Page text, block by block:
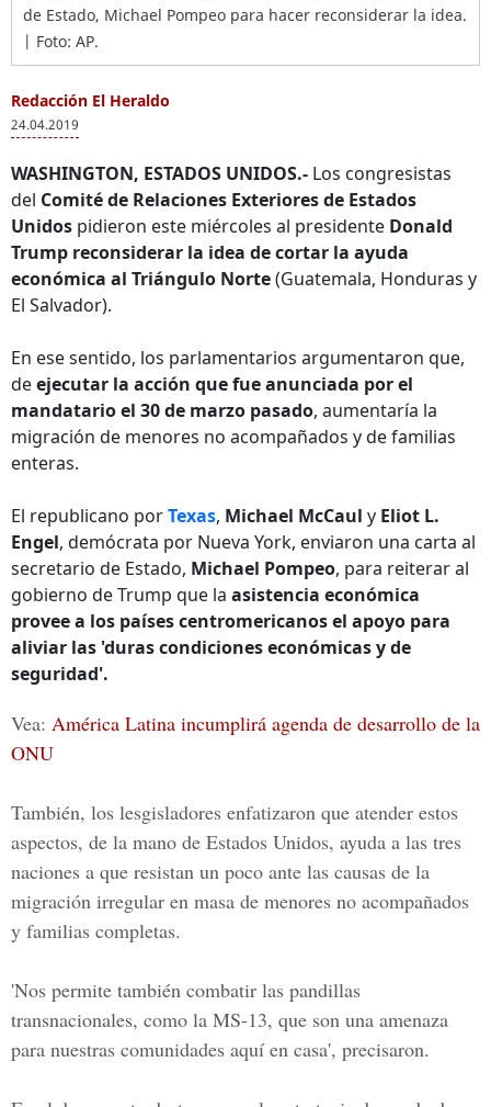
de Estado, Michael Pompeo para hacer reconsiderar la idea.
| Foto: AP.
Redacción El Heraldo
24.04.2019
WASHINGTON, ESTADOS UNIDOS.- Los congresistas
del Comité de Relaciones Exteriores de Estados
Unidos pidieron este miércoles al presidente Donald
Trump reconsiderar la idea de cortar la ayuda
económica al Triángulo Norte(Guatemala, Honduras y
El Salvador).
En ese sentido, los parlamentarios argumentaron que,
deejecutar la acción que fue anunciada por el
mandatario el 30 de marzo pasado, aumentaría la
migración de menores no acompañados y de familias
enteras.
El republicano porTexas, Michael McCaul y Eliot L.
Engel, demócrata por Nueva York, enviaron una carta al
secretario de Estado, Michael Pompeo, para reiterar al
gobierno de Trump que la asistencia económica
provee a los países centromericanos el apoyo para
aliviar las 'duras condiciones económicas y de
seguridad'.
Vea: América Latina incumplirá agenda de desarrollo de la
ONU
También, los lesgisladores enfatizaron que atender estos
aspectos, de la mano de Estados Unidos, ayuda a las tres
naciones a que resistan un poco ante las causas de la
migración irregular en masa de menores no acompañados
y familias completas.
'Nos permite también combatir las pandillas
transnacionales, como la MS-13, que son una amenaza
para nuestras comunidades aquí en casa', precisaron.